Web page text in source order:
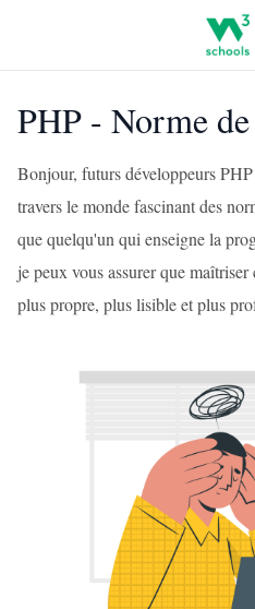
PHP - Norme
Bonjour, futurs développeurs
travers le monde fascinant des
que quelqu'un qui enseigne la
je peux vous assurer que
plus propre, plus lisible et plus